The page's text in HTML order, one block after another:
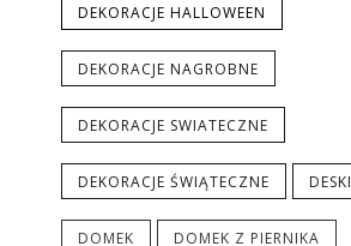
DEKORACJE HALLOWEEN
DEKORACJE NAGROBNE
DEKORACJE SWIATECZNE
DEKORACJE ŚWIĄTECZNE DESKI
DOMEK DOMEK Z PIERNIKA